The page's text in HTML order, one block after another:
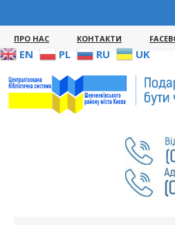
ПРО НАС КОНТАКТИ
EN PL RU UK